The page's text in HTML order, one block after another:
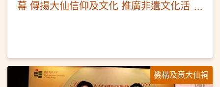
幕 傳揚大仙信仰及文化 推廣非遺文化活
機構及黃大仙祠